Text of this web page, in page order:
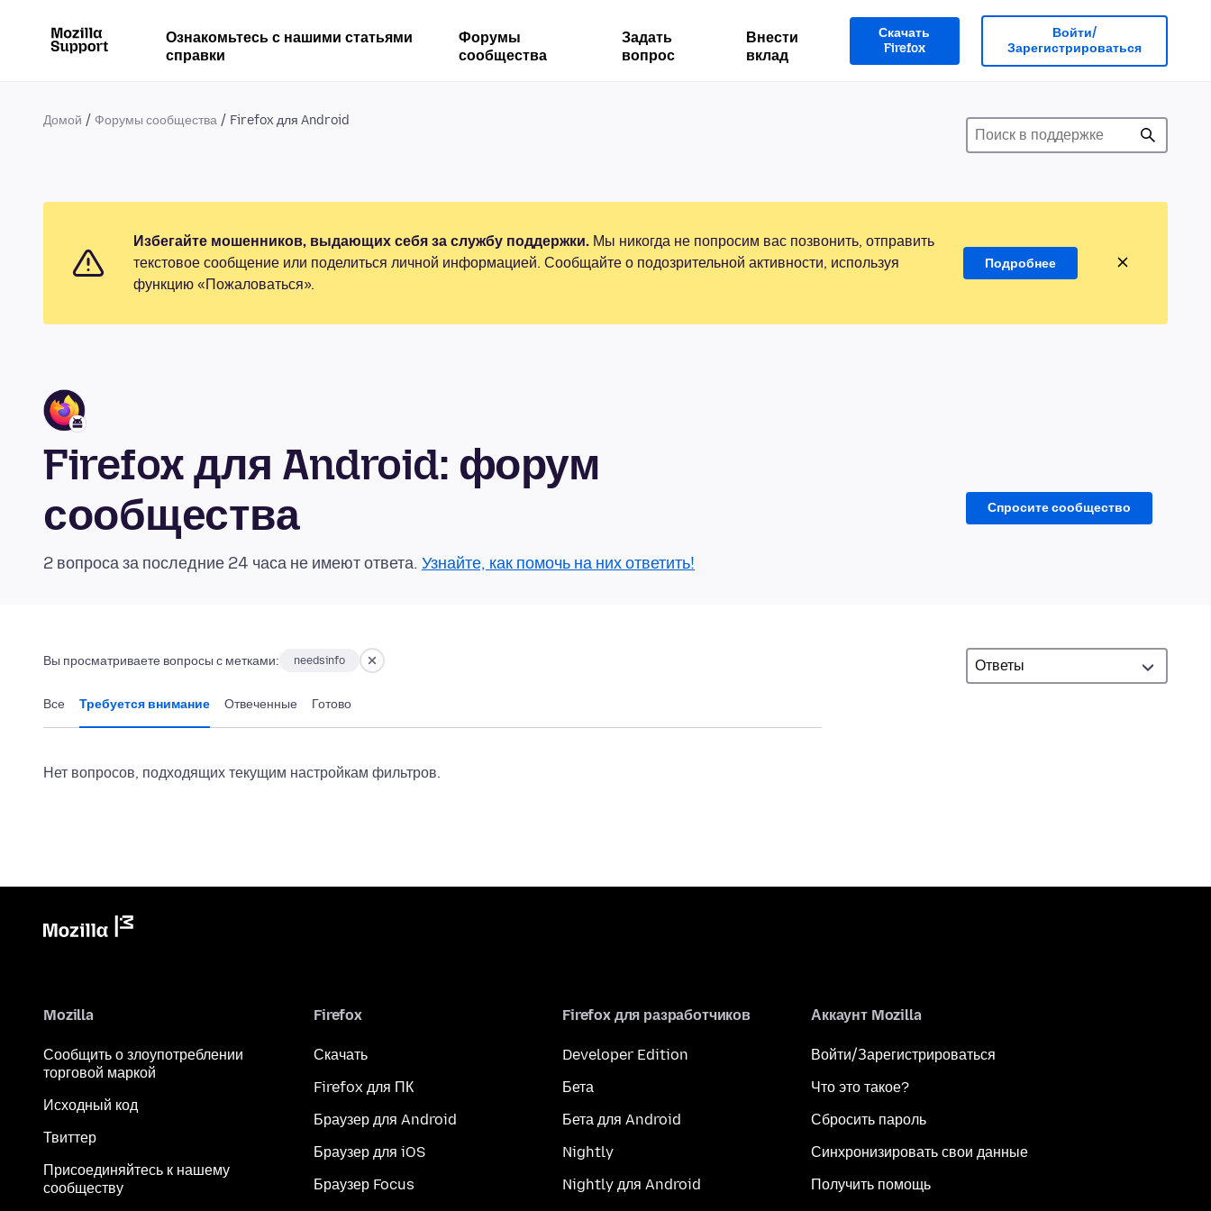
Ознакомьтесь с нашими статьями
справки
Форумы
сообщества
Задать
вопрос
Внести
вклад
Скачать
Firefox
Войти/
Зарегистрироваться
Домой Форумы сообщества Firefox для Android
Избегайте мошенников, выдающих себя за службу поддержки. Мы никогда не попросим вас позвонить, отправить
текстовое сообщение или поделиться личной информацией. Сообщайте о подозрительной активности, используя
функцию «Пожаловаться».
Подробнее
Firefox для Android: форум
сообщества
2 вопроса за последние 24 часа не имеют ответа. Узнайте, как помочь на них ответить!
Спросите сообщество
Вы просматриваете вопросы с метками: needsinfo
Все Требуется внимание Отвеченные Готово
Нет вопросов, подходящих текущим настройкам фильтров.
Mozilla
Сообщить о злоупотреблении
торговой маркой
Исходный код
Твиттер
Присоединяйтесь к нашему
сообществу
Firefox
Скачать
Firefox для ПК
Браузер для Android
Браузер для iOS
Браузер Focus
Firefox для разработчиков
Developer Edition
Бета
Бета для Android
Nightly
Nightly для Android
Аккаунт Mozilla
Войти/Зарегистрироваться
Что это такое?
Сбросить пароль
Синхронизировать свои данные
Получить помощь